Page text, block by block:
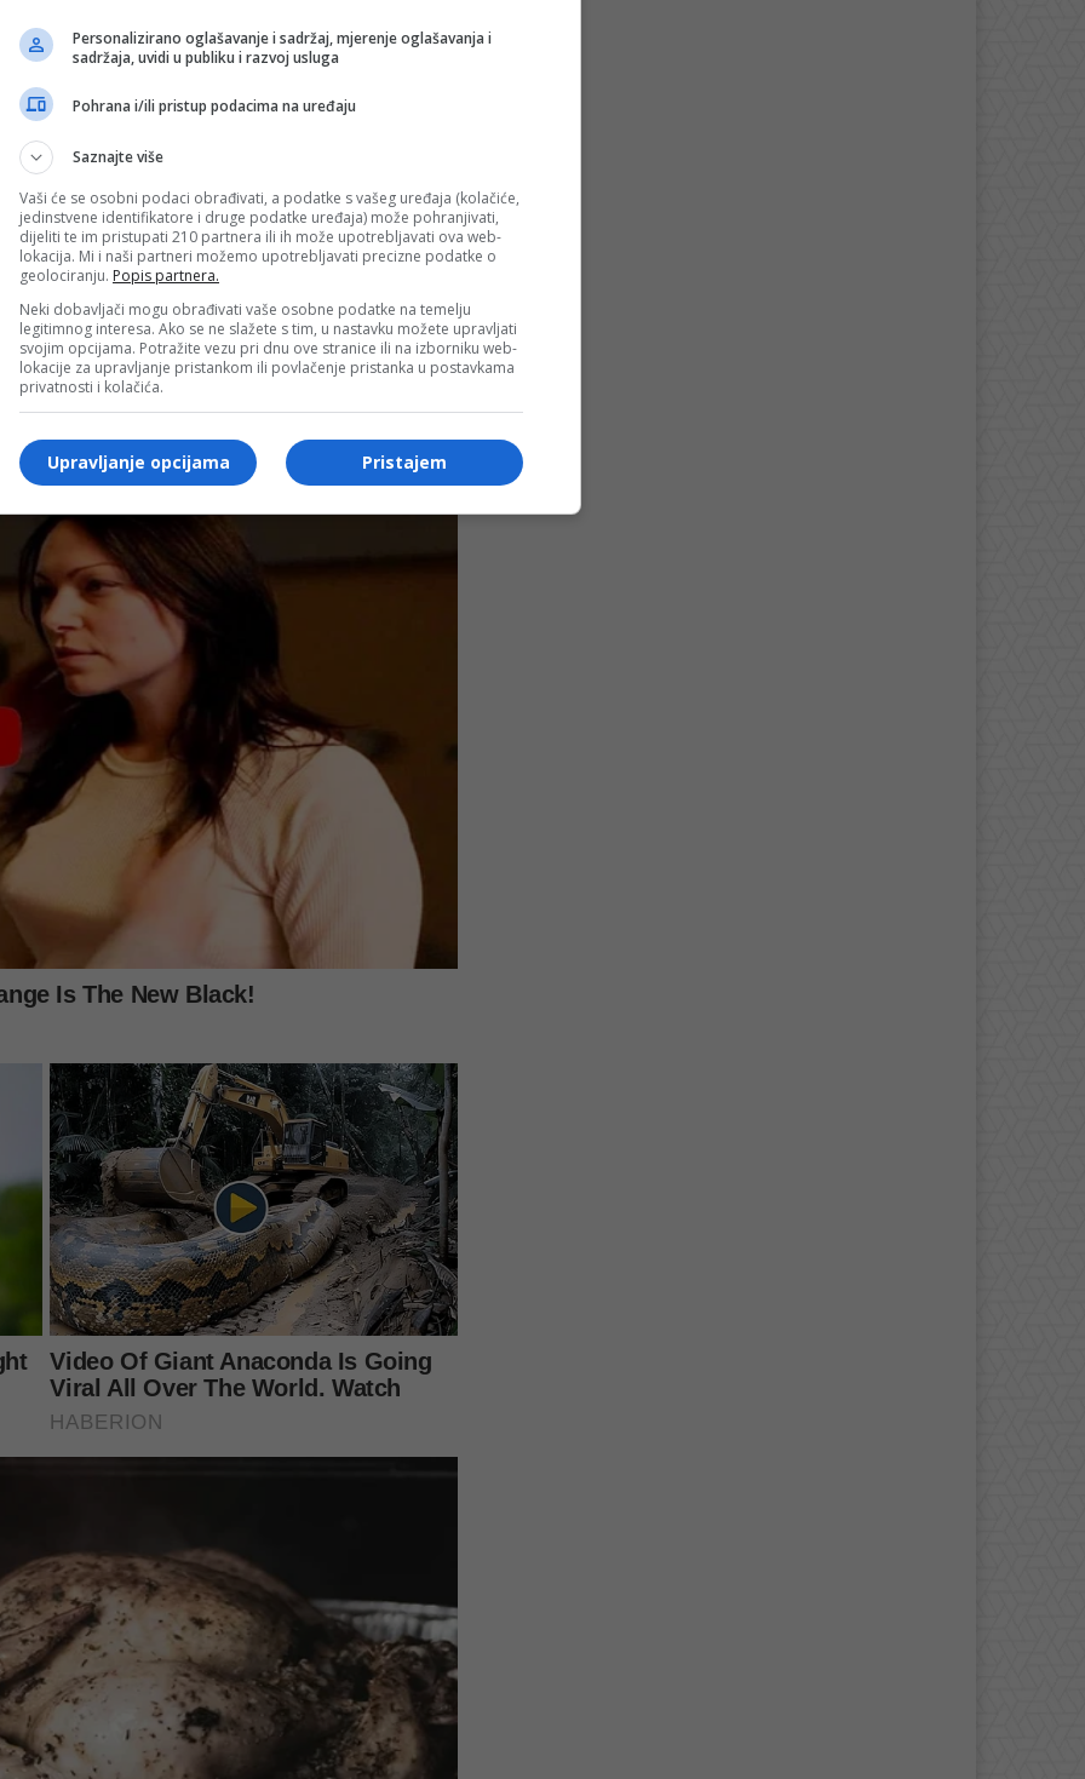
prema dolje i odmah čujete cvrčanje. Prvih
ili prstima kako bi koža ostala ravna i spriječila
postane oko 80 posto pečeno i dok kožica ne
i kratko dovršite s druge strane. Ako osjećate
posuti kožu kukuruznim brašnom. Prije toga ribu
kako bi postigla sobnu temperaturu.
Personalizirano oglašavanje i sadržaj, mjerenje oglašavanja i
sadržaja, uvidi u publiku i razvoj usluga
Pohrana i/ili pristup podacima na uređaju
Saznajte više
Vaši će se osobni podaci obrađivati, a podatke s vašeg uređaja (kolačiće,
jedinstvene identifikatore i druge podatke uređaja) može pohranjivati,
dijeliti te im pristupati 210 partnera ili ih može upotrebljavati ova web-
lokacija. Mi i naši partneri možemo upotrebljavati precizne podatke o
geolociranju. Popis partnera.
Neki dobavljači mogu obrađivati vaše osobne podatke na temelju
legitimnog interesa. Ako se ne slažete s tim, u nastavku možete upravljati
svojim opcijama. Potražite vezu pri dnu ove stranice ili na izborniku web-
lokacije za upravljanje pristankom ili povlačenje pristanka u postavkama
privatnosti i kolačića.
Pristajem
Upravljanje opcijama